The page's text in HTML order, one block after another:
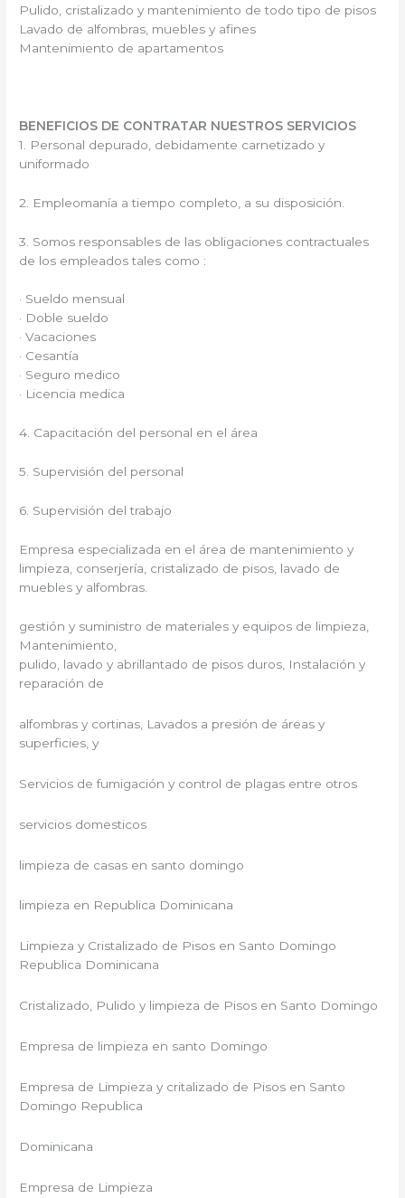
Pulido, cristalizado y mantenimiento de todo tipo de pisos
Lavado de alfombras, muebles y afines
Mantenimiento de apartamentos
BENEFICIOS DE CONTRATAR NUESTROS SERVICIOS
1. Personal depurado, debidamente carnetizado y
uniformado
2. Empleomanía a tiempo completo, a su disposición.
3. Somos responsables de las obligaciones contractuales
de los empleados tales como :
· Sueldo mensual
· Doble sueldo
· Vacaciones
· Cesantía
· Seguro medico
· Licencia medica
4. Capacitación del personal en el área
5. Supervisión del personal
6. Supervisión del trabajo
Empresa especializada en el área de mantenimiento y
limpieza, conserjería, cristalizado de pisos, lavado de
muebles y alfombras.
gestión y suministro de materiales y equipos de limpieza,
Mantenimiento,
pulido, lavado y abrillantado de pisos duros, Instalación y
reparación de
alfombras y cortinas, Lavados a presión de áreas y
superficies, y
Servicios de fumigación y control de plagas entre otros
servicios domesticos
limpieza de casas en santo domingo
limpieza en Republica Dominicana
Limpieza y Cristalizado de Pisos en Santo Domingo
Republica Dominicana
Cristalizado, Pulido y limpieza de Pisos en Santo Domingo
Empresa de limpieza en santo Domingo
Empresa de Limpieza y critalizado de Pisos en Santo
Domingo Republica
Dominicana
Empresa de Limpieza